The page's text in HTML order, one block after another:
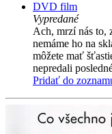
DVD film
Vypredané
Ach, mrzí nás to,
nemáme ho na
môžete mať
nepredali
Pridať do